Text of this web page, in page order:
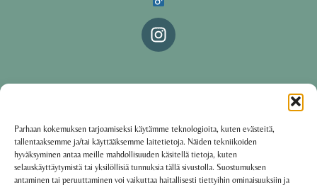
Parhaan kokemuksen tarjoamiseksi käytämme teknologioita, kuten evästeitä,
tallentaaksemme ja/tai käyttääksemme laitetietoja. Näiden tekniikoiden
hyväksyminen antaa meille mahdollisuuden käsitellä tietoja, kuten
selauskäyttäytymistä tai yksilöllisiä tunnuksia tällä sivustolla. Suostumuksen
antaminen tai peruuttaminen voi vaikuttaa haitallisesti tiettyihin ominaisuuksiin ja
Käyttöehdot·Tietosuojakäytäntö